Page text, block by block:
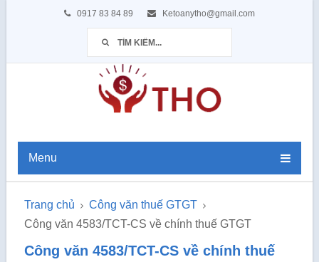
0917 83 84 89 Ketoanytho@gmail.com
Menu
Trang chủ
Công văn thuế GTGT
Công văn 4583/TCT-CS về chính thuế GTGT
Công văn 4583/TCT-CS về chính thuế